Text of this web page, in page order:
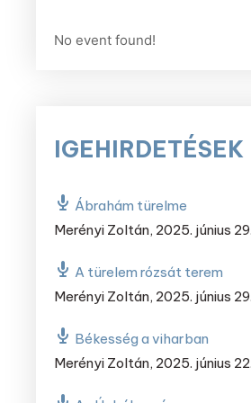
No event found!
IGEHIRDETÉSEK
Ábrahám türelme
Merényi Zoltán, 2025. június
A türelem rózsát terem
Merényi Zoltán, 2025. június
Békesség a viharban
Merényi Zoltán, 2025. június